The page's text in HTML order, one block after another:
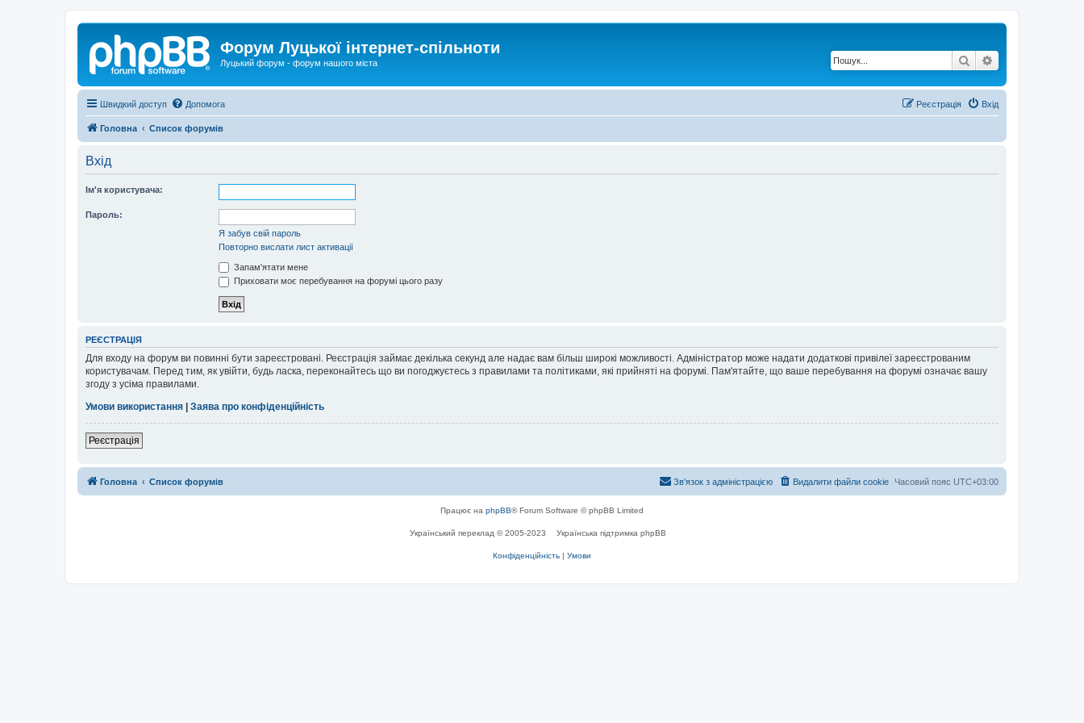
Форум Луцької інтернет-спільноти
Луцький форум - форум нашого міста Пошук
Швидкий доступ Допомога Вхід
Реєстрація
Головна Список форумів
Вхід
Ім'я користувача:
Пароль:
Я забув свій пароль
Повторно вислати лист активації
Запам'ятати мене
Приховати моє перебування на форумі цього разу
РЕЄСТРАЦІЯ
Для входу на форум ви повинні бути зареєстровані. Реєстрація займає декілька секунд але надає вам більш широкі можливості. Адміністратор може надати додаткові привілеї зареєстрованим
користувачам. Перед тим, як увійти, будь ласка, переконайтесь що ви погоджуєтесь з правилами та політиками, які прийняті на форумі. Пам'ятайте, що ваше перебування на форумі означає вашу
згоду з усіма правилами.
Умови використання
Заява про конфіденційність
Реєстрація
Головна Список форумів Часовий пояс UTC+03:00
Видалити файли cookie
Зв'язок з адміністрацією
Працює на phpBB® Forum Software © phpBB Limited
Український переклад © 2005-2023 Українська підтримка phpBB
Конфіденційність | Умови